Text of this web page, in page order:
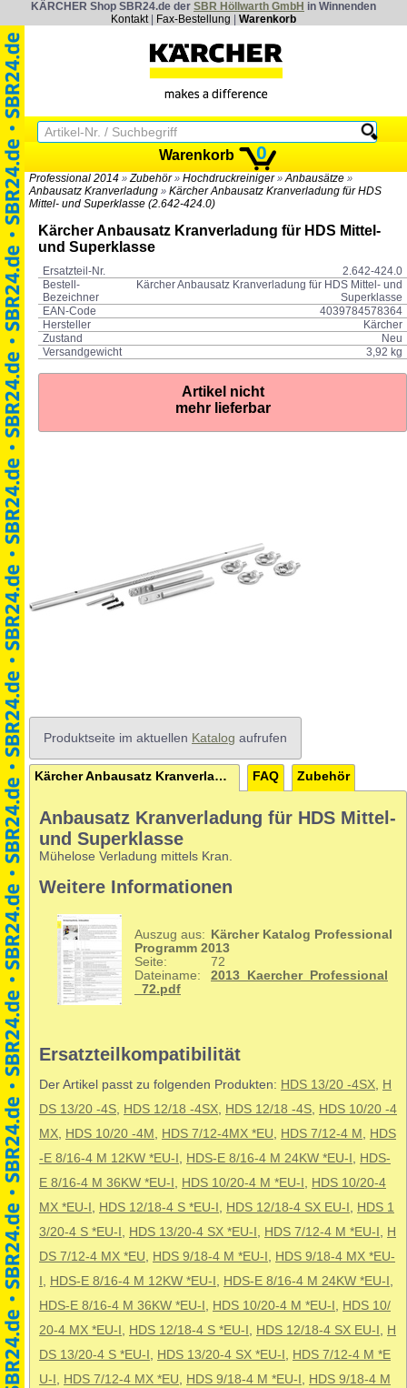
KÄRCHER Shop SBR24.de der SBR Höllwarth GmbH in Winnenden
Kontakt| Fax-Bestellung Warenkorb
Warenkorb 0
Professional 2014 » Zubehör» Hochdruckreiniger» Anbausätze »
Anbausatz Kranverladung » Kärcher Anbausatz Kranverladung für HDS
Mittel- und Superklasse (2.642-424.0)
Kärcher Anbausatz Kranverladung für HDS Mittel-
und Superklasse
Ersatzteil-Nr.
2.642-424.0
Bestell-
Bezeichner
Kärcher Anbausatz Kranverladung für HDS Mittel- und
Superklasse
EAN-Code
4039784578364
Hersteller
Kärcher
Zustand
Neu
Versandgewicht
3,92 kg
Artikel nicht
mehr lieferbar
Produktseite im aktuellen Katalog aufrufen
Kärcher Anbausatz Kranverladung für HDS Mittel- und Superklasse FAQ Zubehör
Anbausatz Kranverladung für HDS Mittel-
und Superklasse
Mühelose Verladung mittels Kran.
Weitere Informationen
Auszug aus:
Kärcher Katalog Professional
Programm 2013
Seite:
72
Dateiname:
2013_Kaercher_Professional
_72.pdf
Ersatzteilkompatibilität
Der Artikel passt zu folgenden Produkten: HDS 13/20 -4SX, H
DS 13/20 -4S, HDS 12/18 -4SX, HDS 12/18 -4S, HDS 10/20 -4
MX, HDS 10/20 -4M , HDS 7/12-4MX *EU, HDS 7/12-4 M , HDS
-E 8/16-4 M 12KW *EU-I , HDS-E 8/16-4 M 24KW *EU-I , HDS-
E 8/16-4 M 36KW *EU-I , HDS 10/20-4 M *EU-I , HDS 10/20-4
MX *EU-I , HDS 12/18-4 S *EU-I , HDS 12/18-4 SX EU-I , HDS 1
3/20-4 S *EU-I , HDS 13/20-4 SX *EU-I , HDS 7/12-4 M *EU-I , H
DS 7/12-4 MX *EU, HDS 9/18-4 M *EU-I , HDS 9/18-4 MX *EU-
, HDS-E 8/16-4 M 12KW *EU-I , HDS-E 8/16-4 M 24KW *EU-I ,
HDS-E 8/16-4 M 36KW *EU-I , HDS 10/20-4 M *EU-I , HDS 10/
20-4 MX *EU-I , HDS 12/18-4 S *EU-I , HDS 12/18-4 SX EU-I , H
DS 13/20-4 S *EU-I , HDS 13/20-4 SX *EU-I , HDS 7/12-4 M *E
U-I , HDS 7/12-4 MX *EU, HDS 9/18-4 M *EU-I , HDS 9/18-4 M